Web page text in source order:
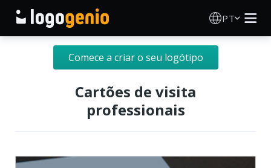
PT
Criador de Logos
Gerador de logótipos IA
Ideias de logótipos
Comece a criar o seu logótipo
Cartões de visita
professionais